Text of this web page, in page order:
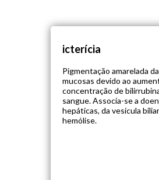
icterícia
Pigmentação amarelada
mucosas devido ao
concentração de
sangue. Associa-se a
hepáticas, da vesícula
hemólise.